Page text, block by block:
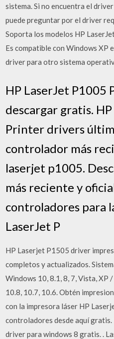
sistema. Si no encuentra el
puede preguntar por el driver
Soporta los modelos HP
Es compatible con Windows XP
driver para otro sistema
HP LaserJet P1005
descargar gratis.
Printer drivers
controlador más
laserjet p1005.
más reciente y
controladores para
LaserJet P
HP Laserjet P1505 driver
completos y actualizados.
Windows 10, 8.1, 8, 7, Vista, XP
10.8, 10.7, 10.6. Obtén
con la impresora láser HP
controladores desde aquí
driver para windows 8 gratis. .